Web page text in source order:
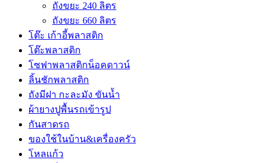
ถังขยะ 240 ลิตร
ถังขยะ 660 ลิตร
โต๊ะ เก้าอี้พลาสติก
โต๊ะพลาสติก
โซฟาพลาสติกน็อคดาวน์
ลิ้นชักพลาสติก
ถังมีฝา กะละมัง ขันน้ำ
ผ้ายางปูพื้นรถเข้ารูป
กันสาดรถ
ของใช้ในบ้าน&เครื่องครัว
โหลแก้ว